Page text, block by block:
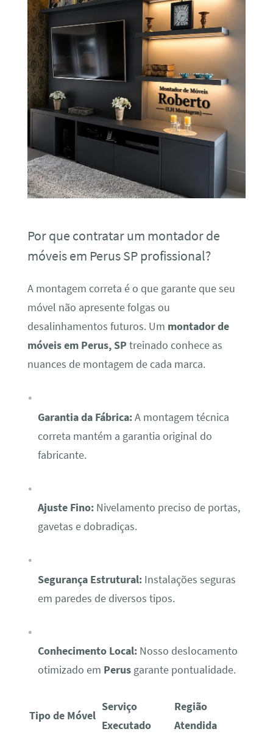
Por que contratar um montador de
móveis em Perus SP profissional?
A montagem correta é o que garante que seu
móvel não apresente folgas ou
desalinhamentos futuros. Um montador de
móveis em Perus, SP treinado conhece as
nuances de montagem de cada marca.
Garantia da Fábrica:A montagem técnica
correta mantém a garantia original do
fabricante.
Ajuste Fino:Nivelamento preciso de portas,
gavetas e dobradiças.
Segurança Estrutural:Instalações seguras
em paredes de diversos tipos.
Conhecimento Local:Nosso deslocamento
otimizado em Perusgarante pontualidade.
Tipo de Móvel
Serviço
Executado
Região
Atendida